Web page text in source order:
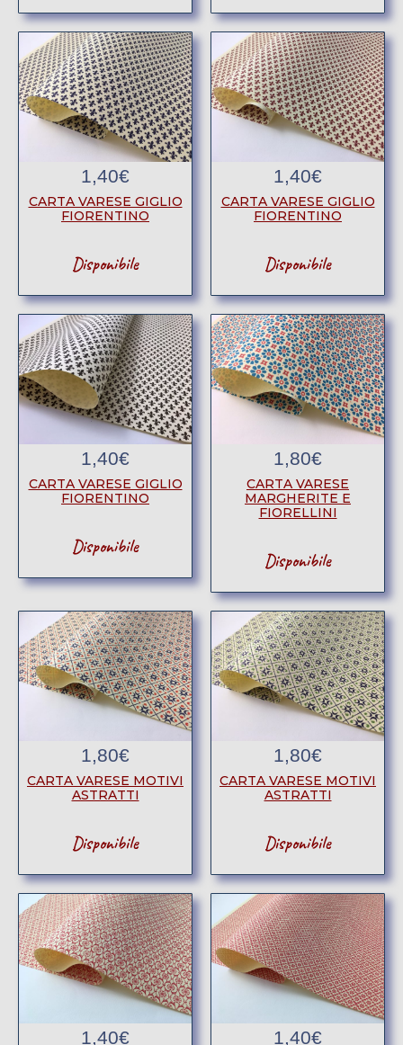
1,40€
CARTA VARESE GIGLIO
FIORENTINO
Disponibile
1,40€
CARTA VARESE GIGLIO
FIORENTINO
Disponibile
1,40€
CARTA VARESE GIGLIO
FIORENTINO
Disponibile
1,80€
CARTA VARESE
MARGHERITE E
FIORELLINI
Disponibile
1,80€
CARTA VARESE MOTIVI
ASTRATTI
Disponibile
1,80€
CARTA VARESE MOTIVI
ASTRATTI
Disponibile
1,40€ 1,40€